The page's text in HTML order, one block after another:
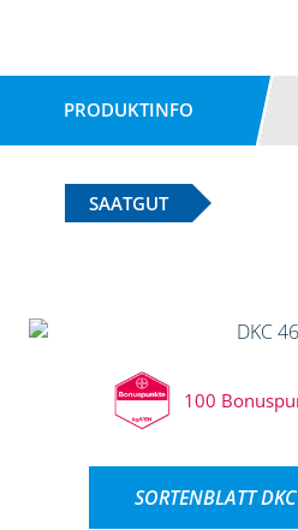
PRODUKTINFO
SAATGUT
100
SORTENBLATT